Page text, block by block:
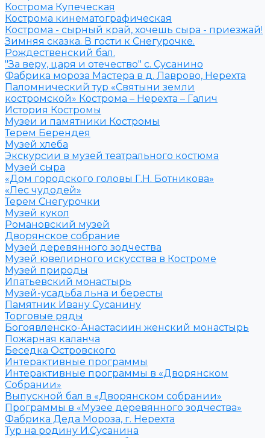
Кострома Купеческая
Кострома кинематографическая
Кострома - сырный край, хочешь сыра - приезжай!
Зимняя сказка. В гости к Снегурочке.
Рождественский бал.
"За веру, царя и отечество" с. Сусанино
Фабрика мороза Мастера в д. Лаврово, Нерехта
Паломнический тур «Святыни земли
костромской» Кострома – Нерехта – Галич
История Костромы
Музеи и памятники Костромы
Терем Берендея
Музей хлеба
Экскурсии в музей театрального костюма
Музей сыра
«Дом городского головы Г.Н. Ботникова»
«Лес чудодей»
Терем Снегурочки
Музей кукол
Романовский музей
Дворянское собрание
Музей деревянного зодчества
Музей ювелирного искусства в Костроме
Музей природы
Ипатьевский монастырь
Музей-усадьба льна и бересты
Памятник Ивану Сусанину
Торговые ряды
Богоявленско-Анастасиин женский монастырь
Пожарная каланча
Беседка Островского
Интерактивные программы
Интерактивные программы в «Дворянском
Собрании»
Выпускной бал в «Дворянском собрании»
Программы в «Музее деревянного зодчества»
Фабрика Деда Мороза, г. Нерехта
Тур на родину И.Сусанина